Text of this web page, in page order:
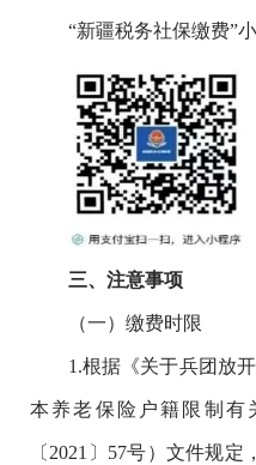
“新疆税务社保缴费”
三、注意事项
（一）缴费时限
1.根据《关于兵团放
本养老保险户籍限制有
〔2021〕57号）文件规